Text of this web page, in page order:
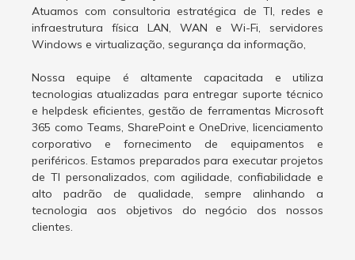
Atuamos com consultoria estratégica de TI, redes e
infraestrutura física LAN, WAN e Wi-Fi, servidores
Windows e virtualização, segurança da informação,
Nossa equipe é altamente capacitada e utiliza
tecnologias atualizadas para entregar suporte técnico
e helpdesk eficientes, gestão de ferramentas Microsoft
365 como Teams, SharePoint e OneDrive, licenciamento
corporativo e fornecimento de equipamentos e
periféricos. Estamos preparados para executar projetos
de TI personalizados, com agilidade, confiabilidade e
alto padrão de qualidade, sempre alinhando a
tecnologia aos objetivos do negócio dos nossos
clientes.